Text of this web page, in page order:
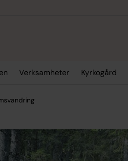
Verksamheter Kyrkogård